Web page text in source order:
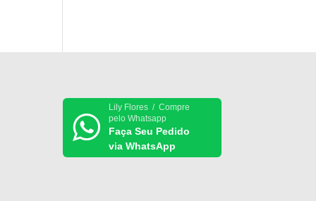
Lily Flores / Compre
pelo Whatsapp
Faça Seu Pedido
via WhatsApp